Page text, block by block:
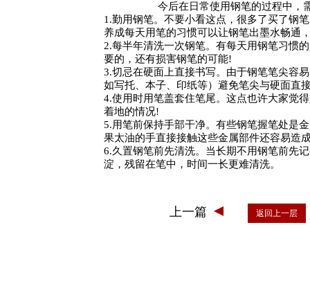
今后在日常使用钢笔的过程中，
1.勤用钢笔。不要小看这点，很多了买了钢
养成每天用笔的习惯可以让钢笔出墨水畅通
2.每半年清洗一次钢笔。有每天用钢笔习惯
要的，还有损害钢笔的可能!
3.切忌在硬面上直接书写。由于钢笔笔尖容
如写托、本子、印纸等）避免笔尖与硬面直
4.使用时用笔盖套住笔尾。这点也许大家觉
着地的情况!
5.用笔前保持手部干净。有些钢笔握笔处是
果太油的手直接接触这些金属部件还容易造
6.久置钢笔前先清洗。当长期不用钢笔前先
淀，残留在笔中，时间一长更难清洗。
上一篇 返回上一层